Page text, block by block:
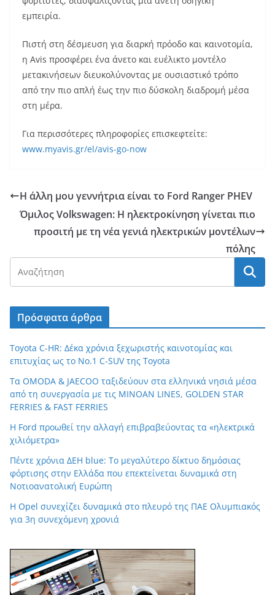
εμπειρία.
Πιστή στη δέσμευση για διαρκή πρόοδο και καινοτομία,
η Avis προσφέρει ένα άνετο και ευέλικτο μοντέλο
μετακινήσεων διευκολύνοντας με ουσιαστικό τρόπο
από την πιο απλή έως την πιο δύσκολη διαδρομή μέσα
στη μέρα.
Για περισσότερες πληροφορίες επισκεφτείτε:
www.myavis.gr/el/avis-go-now
Η άλλη μου γεννήτρια είναι το Ford Ranger PHEV
Όμιλος Volkswagen: Η ηλεκτροκίνηση γίνεται πιο
προσιτή με τη νέα γενιά ηλεκτρικών μοντέλων
πόλης
Πρόσφατα άρθρα
Toyota C-HR: Δέκα χρόνια ξεχωριστής καινοτομίας και
επιτυχίας ως το Νο.1 C-SUV της Toyota
Τα OMODA & JAECOO ταξιδεύουν στα ελληνικά νησιά μέσα
από τη συνεργασία με τις MINOAN LINES, GOLDEN STAR
FERRIES & FAST FERRIES
Η Ford προωθεί την αλλαγή επιβραβεύοντας τα «ηλεκτρικά
χιλιόμετρα»
Πέντε χρόνια ΔΕΗ blue: Το μεγαλύτερο δίκτυο δημόσιας
φόρτισης στην Ελλάδα που επεκτείνεται δυναμικά στη
Νοτιοανατολική Ευρώπη
Η Opel συνεχίζει δυναμικά στο πλευρό της ΠΑΕ Ολυμπιακός
για 3η συνεχόμενη χρονιά